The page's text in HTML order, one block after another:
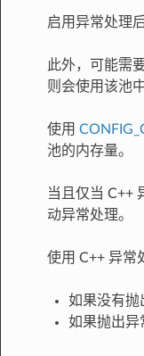
启用异常处理
此外，可能需
则会使用该池
使用
池的内存量。
当且仅当 C++
动异常处理。
使用 C++ 异常
如果没有抛
如果抛出异